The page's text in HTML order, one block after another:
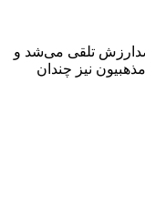
تلقی می‌شد و
نیز چندان